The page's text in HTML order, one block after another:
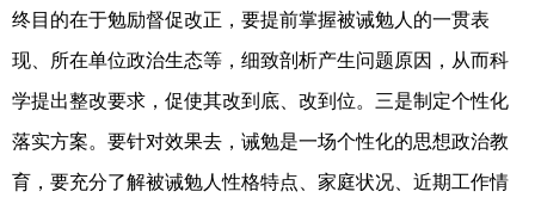
终目的在于勉励督促改正，要提前掌握被诫勉人的一贯表
现、所在单位政治生态等，细致剖析产生问题原因，从而科
学提出整改要求，促使其改到底、改到位。三是制定个性化
落实方案。要针对效果去，诫勉是一场个性化的思想政治教
育，要充分了解被诫勉人性格特点、家庭状况、近期工作情